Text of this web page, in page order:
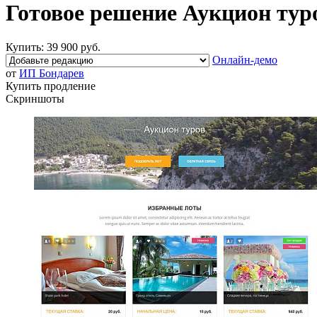
Готовое решение Аукцион
Купить: 39 900 руб.
Онлайн-демо
от ИП Бондарев
Купить продление
Скриншоты